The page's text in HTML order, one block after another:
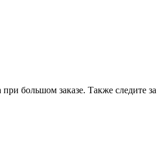
большом заказе. Также следите за